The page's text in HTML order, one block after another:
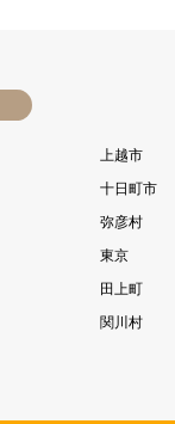
上越市
十日町市
弥彦村
東京
田上町
関川村